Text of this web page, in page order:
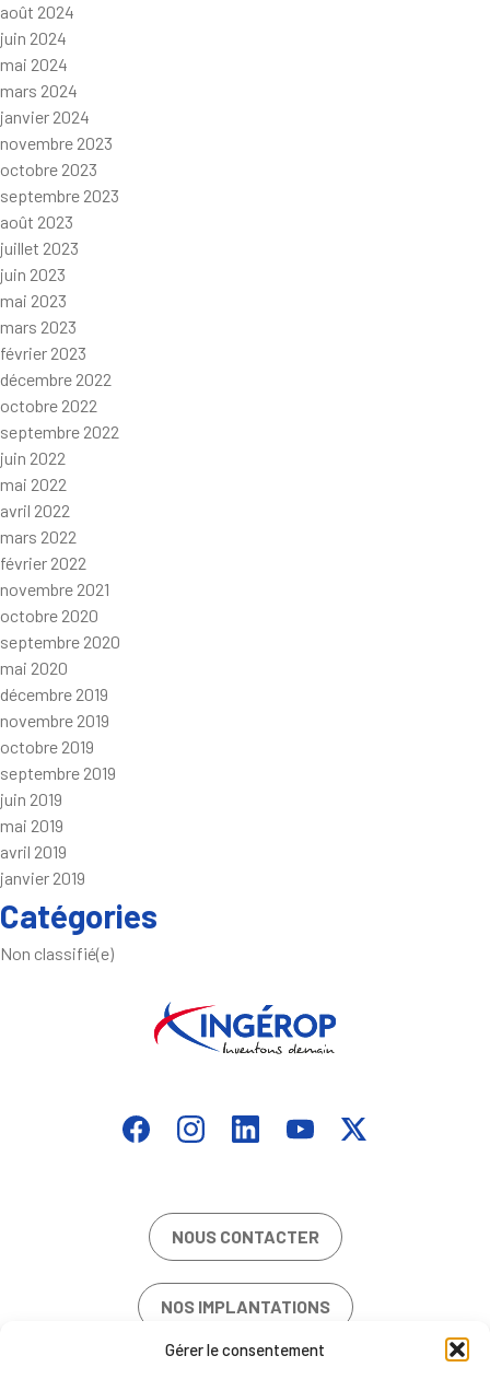
Gérer le consentement
août 2024
juin 2024
mai 2024
mars 2024
janvier 2024
novembre 2023
octobre 2023
septembre 2023
août 2023
juillet 2023
juin 2023
mai 2023
mars 2023
février 2023
décembre 2022
octobre 2022
septembre 2022
juin 2022
mai 2022
avril 2022
mars 2022
février 2022
novembre 2021
octobre 2020
septembre 2020
mai 2020
décembre 2019
novembre 2019
octobre 2019
septembre 2019
juin 2019
mai 2019
avril 2019
janvier 2019
Catégories
Non classifié(e)
NOUS CONTACTER
NOS IMPLANTATIONS